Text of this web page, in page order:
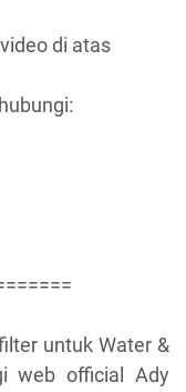
di atas
untuk Water &
web official Ady